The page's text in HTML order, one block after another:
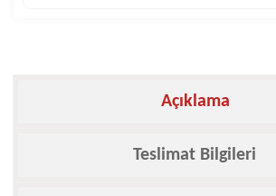
Açıklama
Teslimat Bilgileri